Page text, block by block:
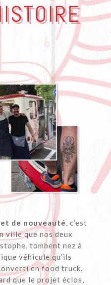
de nouveauté, c’est
ville que nos deux
tombent nez à
véhicule qu’ils
en food truck.
que le projet éclos,